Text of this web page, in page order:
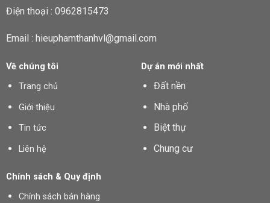
Điện thoại : 0962815473
Email : hieuphamthanhvl@gmail.com
Về chúng tôi
Trang chủ
Giới thiệu
Tin tức
Liên hệ
Dự án mới nhất
Đất nền
Nhà phố
Biệt thự
Chung cư
Chính sách & Quy định
Chính sách bán hàng